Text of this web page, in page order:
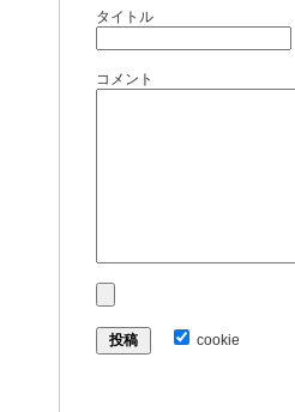
タイトル
コメント
cookie